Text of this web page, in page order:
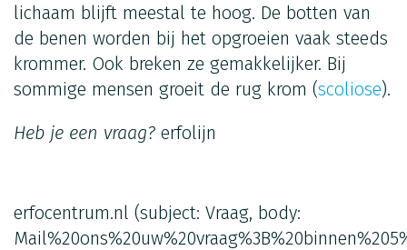
lichaam blijft meestal te hoog. De botten van
de benen worden bij het opgroeien vaak steeds
krommer. Ook breken ze gemakkelijker. Bij
sommige mensen groeit de rug krom (scoliose).
Heb je een vraag? erfolijn
erfocentrum.nl (subject: Vraag, body: